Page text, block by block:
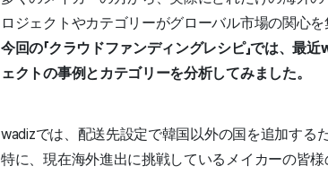
ロジェクトやカテゴリーがグローバル市場の関心
今回の「クラウドファンディングレシピ」では、
ェクトの事例とカテゴリーを分析してみました。
wadizでは、配送先設定で韓国以外の国を追加する
特に、現在海外進出に挑戦しているメイカーの皆